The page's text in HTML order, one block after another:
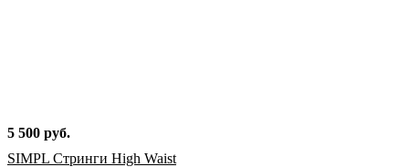
5 500 руб.
SIMPL Стринги High Waist